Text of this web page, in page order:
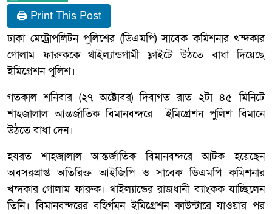
🖨 Print This Post
ঢাকা মেট্রোপলিটন পুলিশের (ডিএমপি) সাবেক কমিশনার খন্দকার
গোলাম ফারুককে থাইল্যান্ডগামী ফ্লাইটে উঠতে বাধা দিয়েছে
ইমিগ্রেশন পুলিশ।
গতকাল শনিবার (২৭ অক্টোবর) দিবাগত রাত ২টা ৪৫ মিনিটে
শাহজালাল আন্তর্জাতিক বিমানবন্দরে ইমিগ্রেশন পুলিশ বিমানে
উঠতে বাধা দেন।
হযরত শাহজালাল আন্তর্জাতিক বিমানবন্দরে আটক হয়েছেন
অবসরপ্রাপ্ত অতিরিক্ত আইজিপি ও সাবেক ডিএমপি কমিশনার
খন্দকার গোলাম ফারুক। থাইল্যান্ডের রাজধানী ব্যাংকক যাচ্ছিলেন
তিনি। বিমানবন্দরের বহির্গমন ইমিগ্রেশন কাউন্টারে যাওয়ার পর